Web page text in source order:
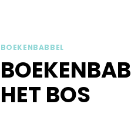
BOEKENBABBEL
HET BOS